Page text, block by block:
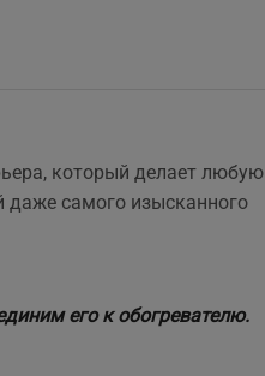
который делает любую
даже самого изысканного
его к обогревателю.